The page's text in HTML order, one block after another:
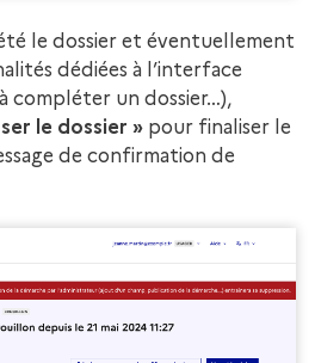
le dossier et éventuellement
dédiées à l’interface
compléter un dossier…),
le dossier » pour finaliser le
de confirmation de